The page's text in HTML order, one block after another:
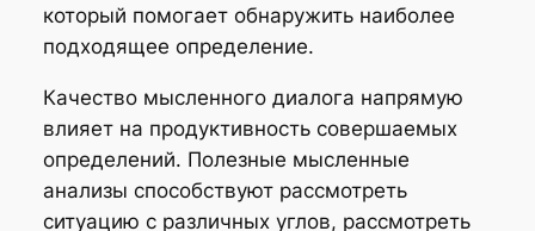
который помогает обнаружить наиболее
подходящее определение.
Качество мысленного диалога напрямую
влияет на продуктивность совершаемых
определений. Полезные мысленные
анализы способствуют рассмотреть
ситуацию с различных углов, рассмотреть